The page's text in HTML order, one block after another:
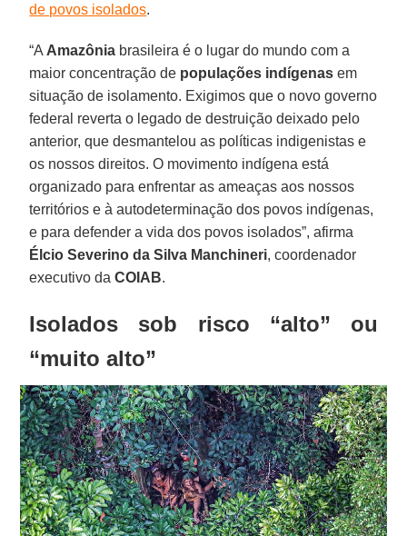
de povos isolados.
“A Amazônia brasileira é o lugar do mundo com a
maior concentração de populações indígenas em
situação de isolamento. Exigimos que o novo governo
federal reverta o legado de destruição deixado pelo
anterior, que desmantelou as políticas indigenistas e
os nossos direitos. O movimento indígena está
organizado para enfrentar as ameaças aos nossos
territórios e à autodeterminação dos povos indígenas,
e para defender a vida dos povos isolados”, afirma
Élcio Severino da Silva Manchineri, coordenador
executivo daCOIAB.
Isolados sob risco “alto” ou
“muito alto”